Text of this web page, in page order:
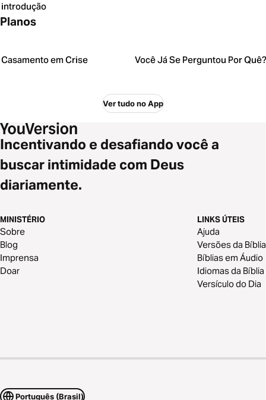
introdução
Planos
Casamento em Crise Você Já Se Perguntou Por Quê?
Ver tudo no App
Incentivando e desafiando você a
buscar intimidade com Deus
diariamente.
MINISTÉRIO
Sobre
Blog
Imprensa
Doar
LINKS ÚTEIS
Ajuda
Versões da Bíblia
Bíblias em Áudio
Idiomas da Bíblia
Versículo do Dia
Português (Brasil)